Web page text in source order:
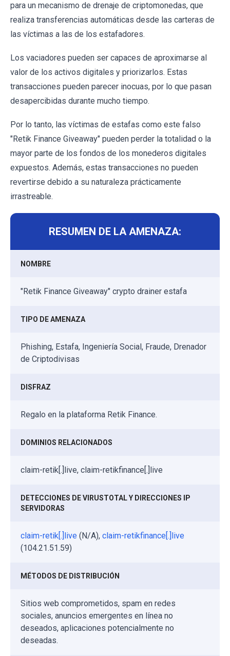
para un mecanismo de drenaje de criptomonedas, que
realiza transferencias automáticas desde las carteras de
las víctimas a las de los estafadores.
Los vaciadores pueden ser capaces de aproximarse al
valor de los activos digitales y priorizarlos. Estas
transacciones pueden parecer inocuas, por lo que pasan
desapercibidas durante mucho tiempo.
Por lo tanto, las víctimas de estafas como este falso
"Retik Finance Giveaway" pueden perder la totalidad o la
mayor parte de los fondos de los monederos digitales
expuestos. Además, estas transacciones no pueden
revertirse debido a su naturaleza prácticamente
irrastreable.
RESUMEN DE LA AMENAZA:
NOMBRE
"Retik Finance Giveaway" crypto drainer estafa
TIPO DE AMENAZA
Phishing, Estafa, Ingeniería Social, Fraude, Drenador
de Criptodivisas
DISFRAZ
Regalo en la plataforma Retik Finance.
DOMINIOS RELACIONADOS
claim-retik[.]live, claim-retikfinance[.]live
DETECCIONES DE VIRUSTOTAL Y DIRECCIONES IP
SERVIDORAS
claim-retik[.]live (N/A), claim-retikfinance[.]live
(104.21.51.59)
MÉTODOS DE DISTRIBUCIÓN
Sitios web comprometidos, spam en redes
sociales, anuncios emergentes en línea no
deseados, aplicaciones potencialmente no
deseadas.